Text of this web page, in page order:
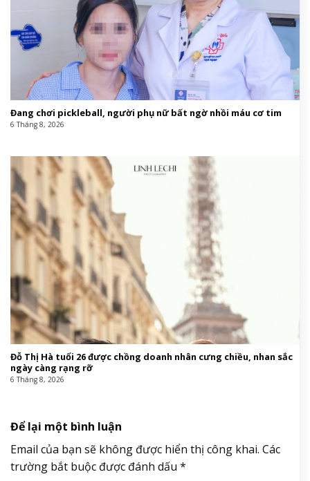
Đang chơi pickleball, người phụ nữ bất ngờ nhồi máu cơ tim
6 Tháng 8, 2026
Đỗ Thị Hà tuổi 26 được chồng doanh nhân cưng chiều, nhan sắc
ngày càng rạng rỡ
6 Tháng 8, 2026
Để lại một bình luận
Email của bạn sẽ không được hiển thị công khai. Các
trường bắt buộc được đánh dấu *